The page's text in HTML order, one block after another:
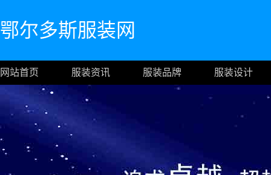
鄂尔多斯服装网
网站首页 服装资讯 服装品牌 服装设计